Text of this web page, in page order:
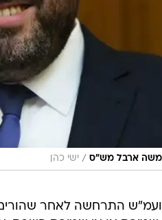
משה ארבל מש"ס / ישי כהן
התרחשה לאחר שהורים